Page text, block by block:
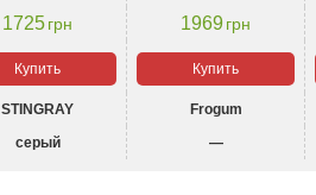
1725грн 1969грн
Купить Купить
STINGRAY Frogum
серый —